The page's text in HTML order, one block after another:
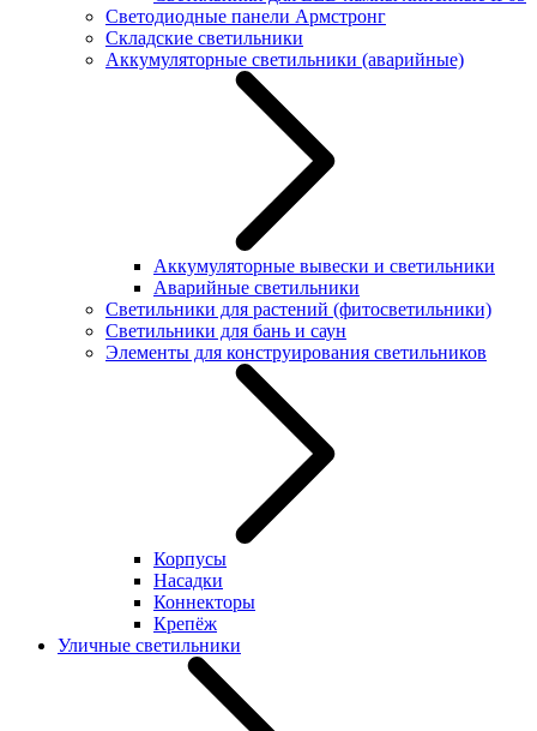
Светодиодные панели Армстронг
Складские светильники
Аккумуляторные светильники (аварийные)
Аккумуляторные вывески и светильники
Аварийные светильники
Светильники для растений (фитосветильники)
Светильники для бань и саун
Элементы для конструирования светильников
Корпусы
Насадки
Коннекторы
Крепёж
Уличные светильники